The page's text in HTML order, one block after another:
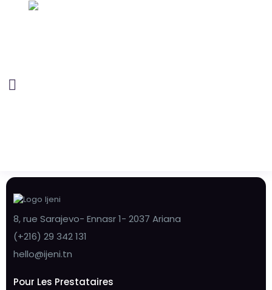
8, rue Sarajevo- Ennasr 1- 2037 Ariana
(+216) 29 342 131
hello@ijeni.tn
Pour Les Prestataires